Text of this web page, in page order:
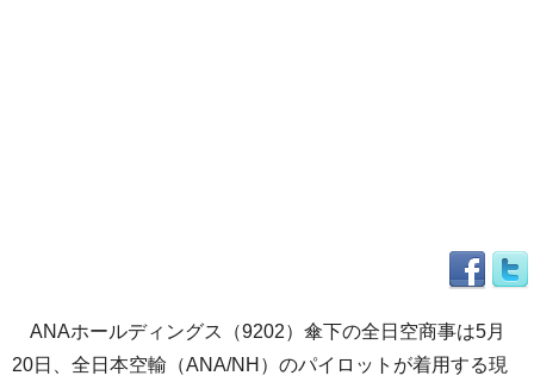
ANAホールディングス（9202）傘下の全日空商事は5月
20日、全日本空輸（ANA/NH）のパイロットが着用する現